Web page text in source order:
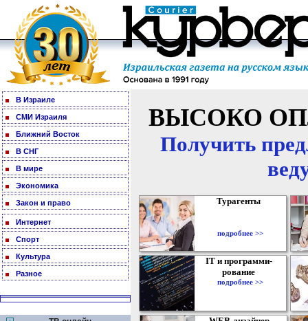
В Израиле
СМИ Израиля
Ближний Восток
В СНГ
В мире
Экономика
Закон и право
Интернет
Спорт
Культура
Разное
ВЫСОКО
Получить
Турагенты
подробнее >>
IT и программи-
рование
подробнее >>